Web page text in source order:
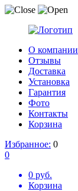
О компании
Отзывы
Доставка
Установка
Гарантия
Фото
Контакты
Корзина
Избранное: 0
0
0 руб.
Корзина